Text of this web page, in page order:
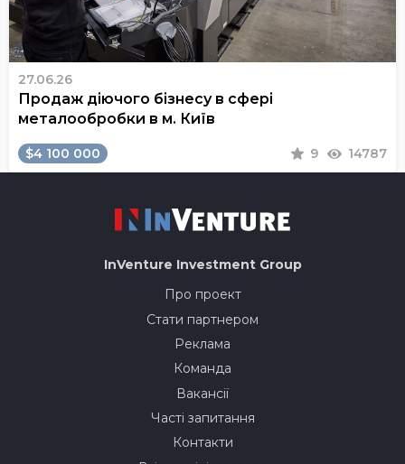
27.06.26
Продаж діючого бізнесу в сфері
металообробки в м. Київ
$4 100 000 9 14787
InVenture Investment Group
Про проект
Стати партнером
Реклама
Команда
Вакансії
Часті запитання
Контакти